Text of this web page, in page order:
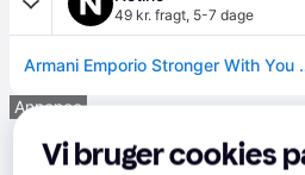
49 kr. fragt, 5-7 dage
Armani
Annonce
Vi bruger cookies